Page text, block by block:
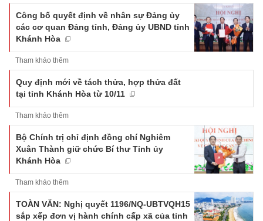
Công bố quyết định về nhân sự Đảng ủy
các cơ quan Đảng tỉnh, Đảng ủy UBND tỉnh
Khánh Hòa
Tham khảo thêm
Quy định mới về tách thửa, hợp thửa đất
tại tỉnh Khánh Hòa từ 10/11
Tham khảo thêm
Bộ Chính trị chỉ định đồng chí Nghiêm
Xuân Thành giữ chức Bí thư Tỉnh ủy
Khánh Hòa
Tham khảo thêm
TOÀN VĂN: Nghị quyết 1196/NQ-UBTVQH15
sắp xếp đơn vị hành chính cấp xã của tỉnh